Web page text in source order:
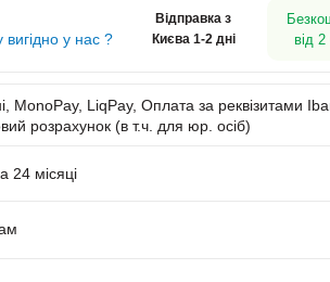
вигідно у нас ?
Відправка з
Києва 1-2 дні
від
MonoPay, LiqPay, Оплата за реквізитами
розрахунок (в т.ч. для юр. осіб)
24 місяці